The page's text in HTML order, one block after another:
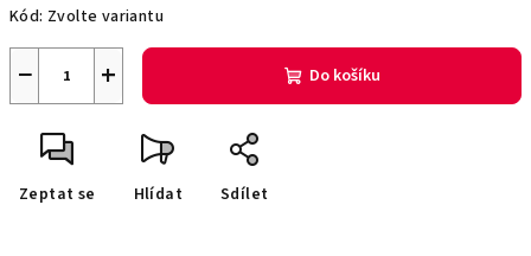
Kód: Zvolte variantu
+
− Do košíku
Zeptat se Hlídat Sdílet